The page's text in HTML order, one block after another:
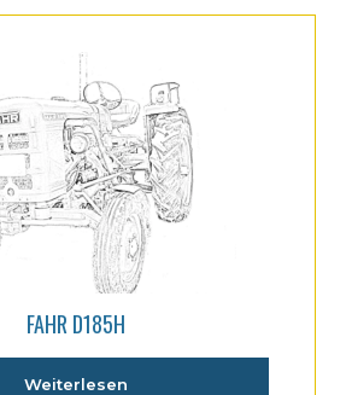
FAHR D185H
Weiterlesen